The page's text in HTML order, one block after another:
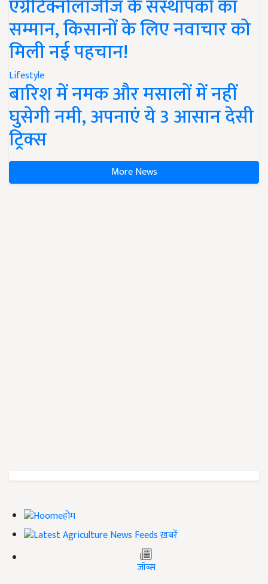
एग्रीटेक्नोलॉजीज के संस्थापकों का
सम्मान, किसानों के लिए नवाचार को
मिली नई पहचान!
Lifestyle
बारिश में नमक और मसालों में नहीं
घुसेगी नमी, अपनाएं ये 3 आसान देसी
ट्रिक्स
More News
होम
ख़बरें
जॉब्स